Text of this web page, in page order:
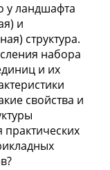
у ландшафта
и
структура.
набора
и их
свойства и